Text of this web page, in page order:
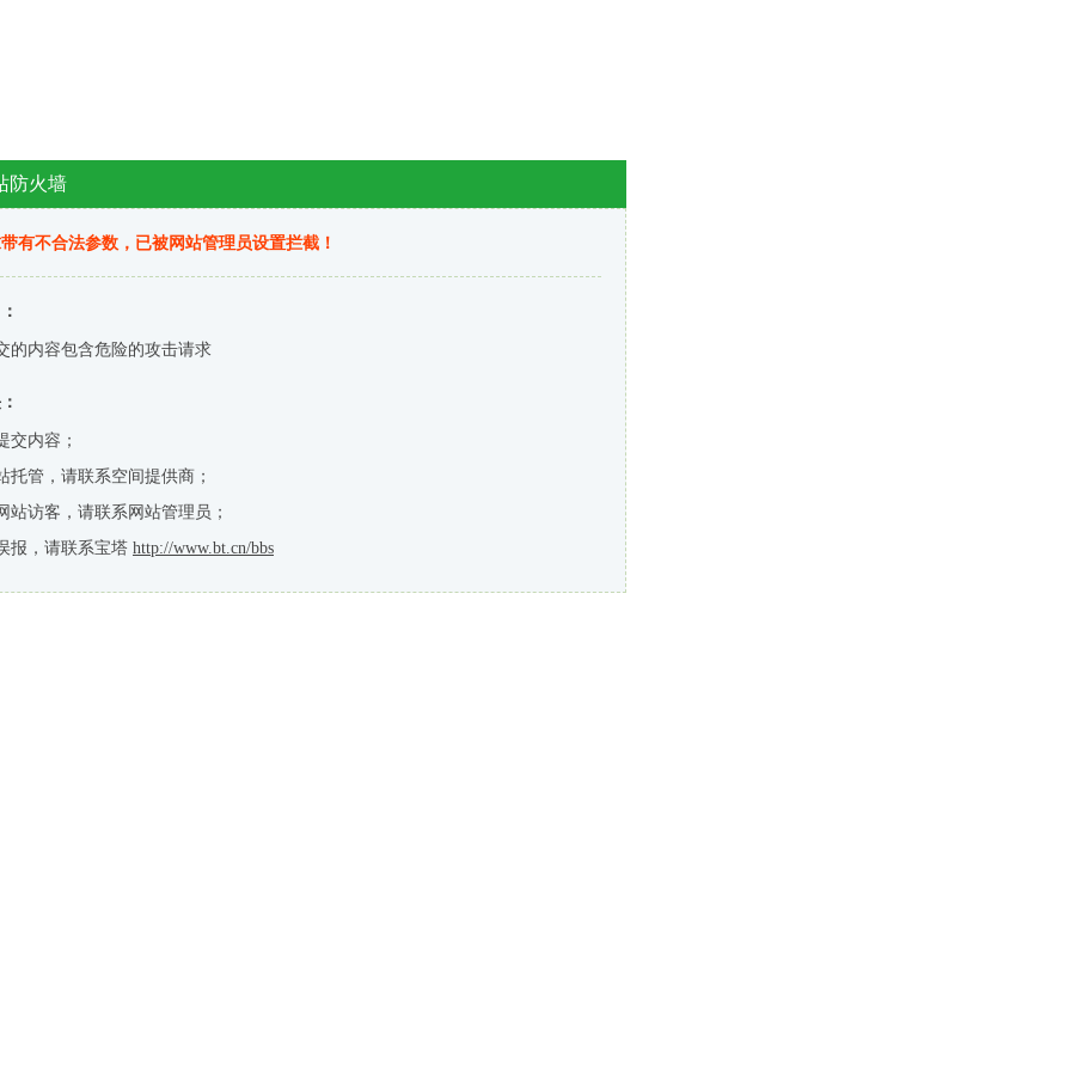
防火墙
有不合法参数，已被网站管理员设置拦截！
的内容包含危险的攻击请求
交内容；
托管，请联系空间提供商；
站访客，请联系网站管理员；
报，请联系宝塔 http://www.bt.cn/bbs